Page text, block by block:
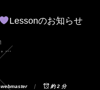
Lessonのお知らせ
, …
webmaster 約 2 分